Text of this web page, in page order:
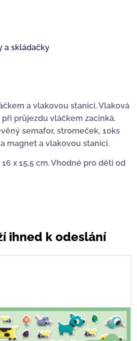
a skládačky
a vlakovou stanicí. Vlaková
průjezdu vláčkem zacinká.
semafor, stromeček, 10ks
magnet a vlakovou stanici.
x 15,5 cm. Vhodné pro děti od
ihned k odeslání